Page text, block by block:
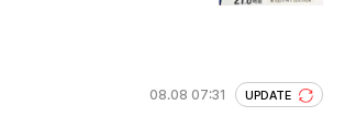
08.08 07:31 UPDATE